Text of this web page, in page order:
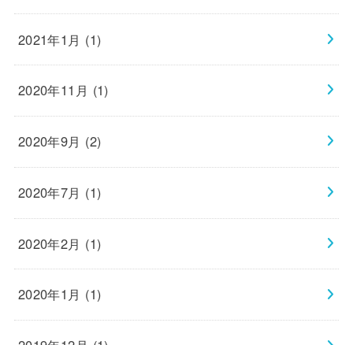
2021年1月 (1)
2020年11月 (1)
2020年9月 (2)
2020年7月 (1)
2020年2月 (1)
2020年1月 (1)